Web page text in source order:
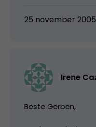
25 november
Irene
Beste Gerben,